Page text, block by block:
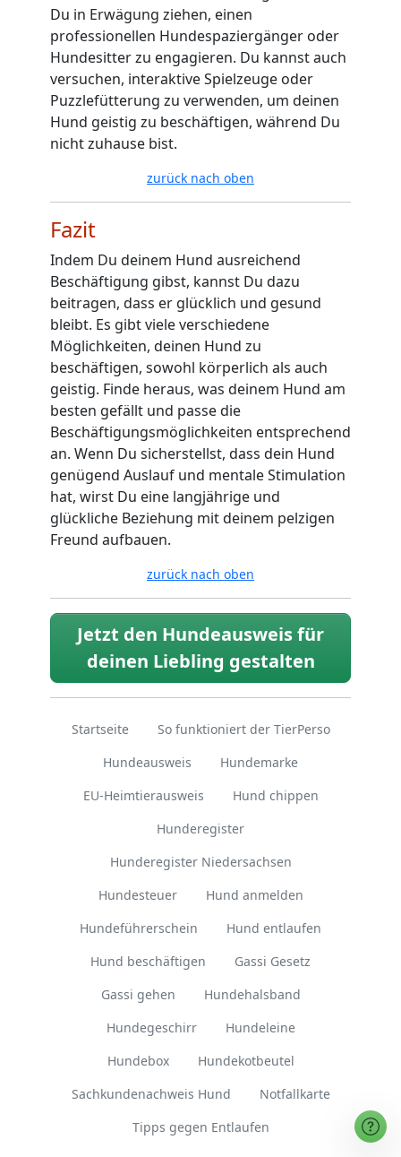
Du in Erwägung ziehen, einen
professionellen Hundespaziergänger oder
Hundesitter zu engagieren. Du kannst auch
versuchen, interaktive Spielzeuge oder
Puzzlefütterung zu verwenden, um deinen
Hund geistig zu beschäftigen, während Du
nicht zuhause bist.
zurück nach oben
Fazit
Indem Du deinem Hund ausreichend
Beschäftigung gibst, kannst Du dazu
beitragen, dass er glücklich und gesund
bleibt. Es gibt viele verschiedene
Möglichkeiten, deinen Hund zu
beschäftigen, sowohl körperlich als auch
geistig. Finde heraus, was deinem Hund am
besten gefällt und passe die
Beschäftigungsmöglichkeiten entsprechend
an. Wenn Du sicherstellst, dass dein Hund
genügend Auslauf und mentale Stimulation
hat, wirst Du eine langjährige und
glückliche Beziehung mit deinem pelzigen
Freund aufbauen.
zurück nach oben
Jetzt den Hundeausweis für
deinen Liebling gestalten
Startseite
So funktioniert der TierPerso
Hundeausweis
Hundemarke
EU-Heimtierausweis
Hund chippen
Hunderegister
Hunderegister Niedersachsen
Hundesteuer
Hund anmelden
Hundeführerschein
Hund entlaufen
Hund beschäftigen
Gassi Gesetz
Gassi gehen
Hundehalsband
Hundegeschirr
Hundeleine
Hundebox
Hundekotbeutel
Sachkundenachweis Hund
Notfallkarte
Tipps gegen Entlaufen